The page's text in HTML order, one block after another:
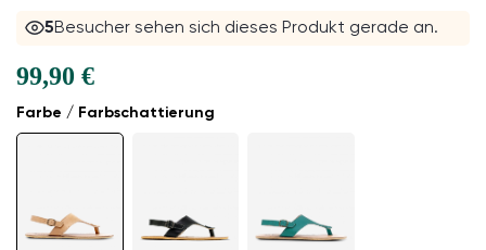
5Besucher sehen sich dieses Produkt gerade an.
Farbe / Farbschattierung
99,90 €